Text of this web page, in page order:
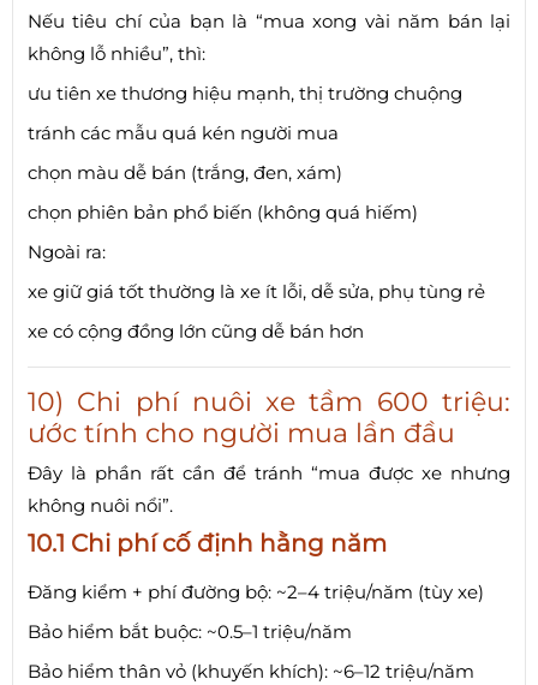
Nếu tiêu chí của bạn là “mua xong vài năm bán lại
không lỗ nhiều”, thì:
ưu tiên xe thương hiệu mạnh, thị trường chuộng
tránh các mẫu quá kén người mua
chọn màu dễ bán (trắng, đen, xám)
chọn phiên bản phổ biến (không quá hiếm)
Ngoài ra:
xe giữ giá tốt thường là xe ít lỗi, dễ sửa, phụ tùng rẻ
xe có cộng đồng lớn cũng dễ bán hơn
10) Chi phí nuôi xe tầm 600 triệu:
ước tính cho người mua lần đầu
Đây là phần rất cần để tránh “mua được xe nhưng
không nuôi nổi”.
10.1 Chi phí cố định hằng năm
Đăng kiểm + phí đường bộ: ~2–4 triệu/năm (tùy xe)
Bảo hiểm bắt buộc: ~0.5–1 triệu/năm
Bảo hiểm thân vỏ (khuyến khích): ~6–12 triệu/năm